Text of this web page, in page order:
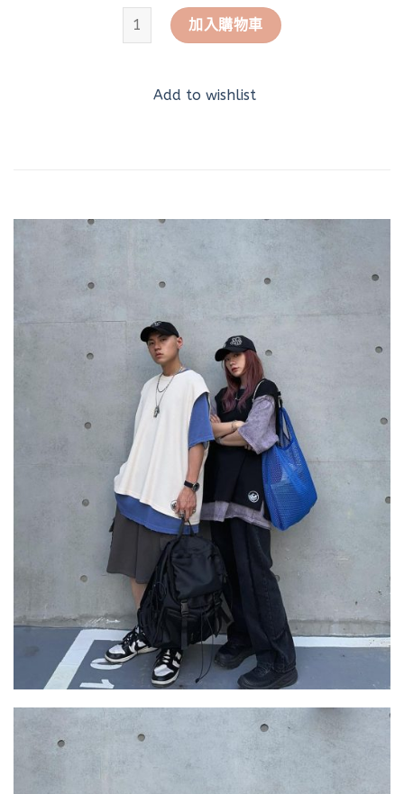
[ ECOOLSHOP.tw ] 萬用百搭寬鬆華夫格背心 數量
加入購物車
Add to wishlist